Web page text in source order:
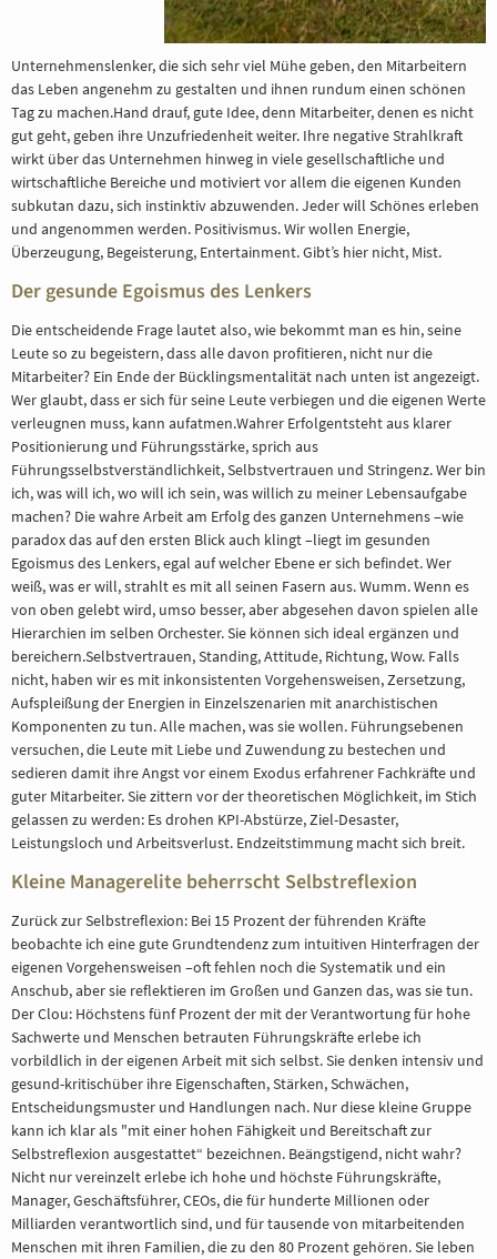
Unternehmenslenker, die sich sehr viel Mühe geben, den Mitarbeitern
das Leben angenehm zu gestalten und ihnen rundum einen schönen
Tag zu machen.Hand drauf, gute Idee, denn Mitarbeiter, denen es nicht
gut geht, geben ihre Unzufriedenheit weiter. Ihre negative Strahlkraft
wirkt über das Unternehmen hinweg in viele gesellschaftliche und
wirtschaftliche Bereiche und motiviert vor allem die eigenen Kunden
subkutan dazu, sich instinktiv abzuwenden. Jeder will Schönes erleben
und angenommen werden. Positivismus. Wir wollen Energie,
Überzeugung, Begeisterung, Entertainment. Gibt’s hier nicht, Mist.
Der gesunde Egoismus des Lenkers
Die entscheidende Frage lautet also, wie bekommt man es hin, seine
Leute so zu begeistern, dass alle davon profitieren, nicht nur die
Mitarbeiter? Ein Ende der Bücklingsmentalität nach unten ist angezeigt.
Wer glaubt, dass er sich für seine Leute verbiegen und die eigenen Werte
verleugnen muss, kann aufatmen.Wahrer Erfolgentsteht aus klarer
Positionierung und Führungsstärke, sprich aus
Führungsselbstverständlichkeit, Selbstvertrauen und Stringenz. Wer bin
ich, was will ich, wo will ich sein, was willich zu meiner Lebensaufgabe
machen? Die wahre Arbeit am Erfolg des ganzen Unternehmens –wie
paradox das auf den ersten Blick auch klingt –liegt im gesunden
Egoismus des Lenkers, egal auf welcher Ebene er sich befindet. Wer
weiß, was er will, strahlt es mit all seinen Fasern aus. Wumm. Wenn es
von oben gelebt wird, umso besser, aber abgesehen davon spielen alle
Hierarchien im selben Orchester. Sie können sich ideal ergänzen und
bereichern.Selbstvertrauen, Standing, Attitude, Richtung, Wow. Falls
nicht, haben wir es mit inkonsistenten Vorgehensweisen, Zersetzung,
Aufspleißung der Energien in Einzelszenarien mit anarchistischen
Komponenten zu tun. Alle machen, was sie wollen. Führungsebenen
versuchen, die Leute mit Liebe und Zuwendung zu bestechen und
sedieren damit ihre Angst vor einem Exodus erfahrener Fachkräfte und
guter Mitarbeiter. Sie zittern vor der theoretischen Möglichkeit, im Stich
gelassen zu werden: Es drohen KPI-Abstürze, Ziel-Desaster,
Leistungsloch und Arbeitsverlust. Endzeitstimmung macht sich breit.
Kleine Managerelite beherrscht Selbstreflexion
Zurück zur Selbstreflexion: Bei 15 Prozent der führenden Kräfte
beobachte ich eine gute Grundtendenz zum intuitiven Hinterfragen der
eigenen Vorgehensweisen –oft fehlen noch die Systematik und ein
Anschub, aber sie reflektieren im Großen und Ganzen das, was sie tun.
Der Clou: Höchstens fünf Prozent der mit der Verantwortung für hohe
Sachwerte und Menschen betrauten Führungskräfte erlebe ich
vorbildlich in der eigenen Arbeit mit sich selbst. Sie denken intensiv und
gesund-kritischüber ihre Eigenschaften, Stärken, Schwächen,
Entscheidungsmuster und Handlungen nach. Nur diese kleine Gruppe
kann ich klar als "mit einer hohen Fähigkeit und Bereitschaft zur
Selbstreflexion ausgestattet“ bezeichnen. Beängstigend, nicht wahr?
Nicht nur vereinzelt erlebe ich hohe und höchste Führungskräfte,
Manager, Geschäftsführer, CEOs, die für hunderte Millionen oder
Milliarden verantwortlich sind, und für tausende von mitarbeitenden
Menschen mit ihren Familien, die zu den 80 Prozent gehören. Sie leben